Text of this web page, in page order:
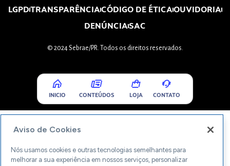
LGPDTRANSPARÊNCIACÓDIGO DE ÉTICAOUVIDORIA
DENÚNCIASAC
© 2024 Sebrae/PR. Todos os direitos reservados.
INICIO CONTEÚDOS LOJA CONTATO
Aviso de Cookies
Nós usamos cookies e outras tecnologias semelhantes para
melhorar a sua experiência em nossos serviços, personalizar